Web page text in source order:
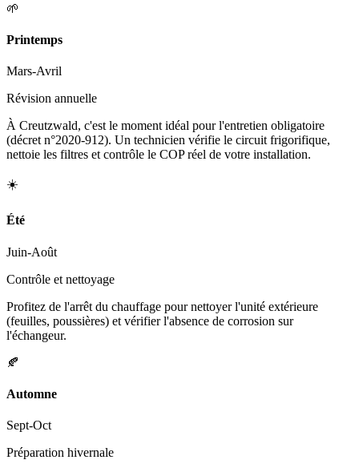
🌱
Printemps
Mars-Avril
Révision annuelle
À Creutzwald, c'est le moment idéal pour l'entretien obligatoire
(décret n°2020-912). Un technicien vérifie le circuit frigorifique,
nettoie les filtres et contrôle le COP réel de votre installation.
☀️
Été
Juin-Août
Contrôle et nettoyage
Profitez de l'arrêt du chauffage pour nettoyer l'unité extérieure
(feuilles, poussières) et vérifier l'absence de corrosion sur
l'échangeur.
🍂
Automne
Sept-Oct
Préparation hivernale